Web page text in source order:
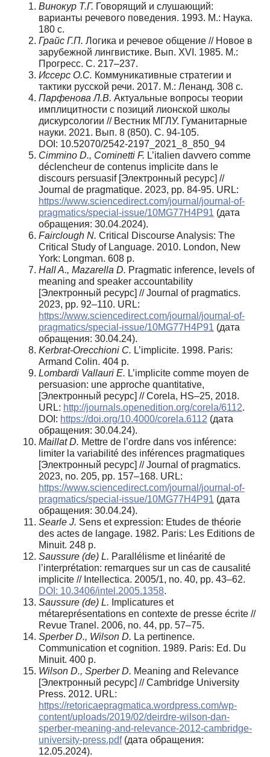
Винокур Т.Г. Говорящий и слушающий:
варианты речевого поведения. 1993. М.: Наука.
180 с.
Грайс Г.П. Логика и речевое общение // Новое в
зарубежной лингвистике. Вып. XVI. 1985. М.:
Прогресс. С. 217–237.
Иссерс О.С. Коммуникативные стратегии и
тактики русской речи. 2017. М.: Ленанд. 308 с.
Парфенова Л.В. Актуальные вопросы теории
имплицитности с позиций лионской школы
дискурсологии // Вестник МГЛУ. Гуманитарные
науки. 2021. Вып. 8 (850). С. 94-105.
DOI: 10.52070/2542-2197_2021_8_850_94
Cimmino D., Cominetti F. L’italien davvero comme
déclencheur de contenus implicite dans le
discours persuasif [Электронный ресурс] //
Journal de pragmatique. 2023, pp. 84-95. URL:
https://www.sciencedirect.com/journal/journal-of-
pragmatics/special-issue/10MG77H4P91 (дата
обращения: 30.04.2024).
Fairclough N. Critical Discourse Analysis: The
Critical Study of Language. 2010. London, New
York: Longman. 608 p.
Hall A., Mazarella D. Pragmatic inference, levels of
meaning and speaker accountability
[Электронный ресурс] // Journal of pragmatics.
2023, pp. 92–110. URL:
https://www.sciencedirect.com/journal/journal-of-
pragmatics/special-issue/10MG77H4P91 (дата
обращения: 30.04.24).
Kerbrat-Orecchioni C. L’implicite. 1998. Paris:
Armand Colin. 404 p.
Lombardi Vallauri E. L’implicite comme moyen de
persuasion: une approche quantitative,
[Электронный ресурс] // Corela, HS–25, 2018.
URL: http://journals.openedition.org/corela/6112.
DOI: https://doi.org/10.4000/corela.6112 (дата
обращения: 30.04.24).
Maillat D. Mettre de l’ordre dans vos inférence:
limiter la variabilité des inférences pragmatiques
[Электронный ресурс] // Journal of pragmatics.
2023, no. 205, pp. 157–168. URL:
https://www.sciencedirect.com/journal/journal-of-
pragmatics/special-issue/10MG77H4P91 (дата
обращения: 30.04.24).
Searle J. Sens et expression: Etudes de théorie
des actes de langage. 1982. Paris: Les Editions de
Minuit. 248 p.
Saussure (de) L. Parallélisme et linéarité de
l’interprétation: remarques sur un cas de causalité
implicite // Intellectica. 2005/1, no. 40, pp. 43–62.
DOI: 10.3406/intel.2005.1358.
Saussure (de) L. Implicatures et
métareprésentations en contexte de presse écrite //
Revue Tranel. 2006, no. 44, pp. 57–75.
Sperber D., Wilson D. La pertinence.
Communication et cognition. 1989. Paris: Ed. Du
Minuit. 400 p.
Wilson D., Sperber D. Meaning and Relevance
[Электронный ресурс] // Cambridge University
Press. 2012. URL:
https://retoricaepragmatica.wordpress.com/wp-
content/uploads/2019/02/deirdre-wilson-dan-
sperber-meaning-and-relevance-2012-cambridge-
university-press.pdf(дата обращения:
12.05.2024).